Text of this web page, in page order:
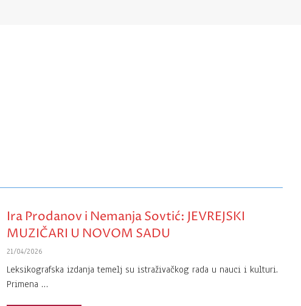
Ira Prodanov i Nemanja Sovtić: JEVREJSKI
MUZIČARI U NOVOM SADU
21/04/2026
Leksikografska izdanja temelj su istraživačkog rada u nauci i kulturi.
Primena …